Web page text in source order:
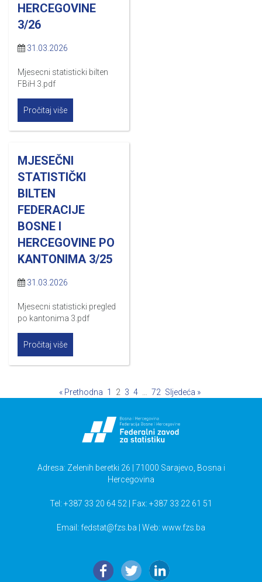
HERCEGOVINE
3/26
31.03.2026
Mjesecni statisticki bilten
FBiH 3.pdf
Pročitaj više
MJESEČNI
STATISTIČKI
BILTEN
FEDERACIJE
BOSNE I
HERCEGOVINE PO
KANTONIMA 3/25
31.03.2026
Mjesecni statisticki pregled
po kantonima 3.pdf
Pročitaj više
« Prethodna 1 2 3 4 72 Sljedeća »
Adresa: Zelenih beretki 26 | 71000 Sarajevo, Bosna i
Hercegovina
Tel: +387 33 20 64 52 | Fax: +387 33 22 61 51
Email: fedstat@fzs.ba | Web: www.fzs.ba